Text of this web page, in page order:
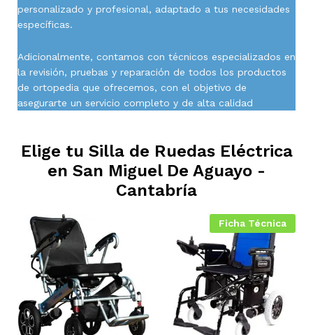
personalizado y profesional, adaptado a tus necesidades
específicas.
Adicionalmente, contamos con técnicos especializados en
la revisión, pruebas y reparación de todos los productos
de ortopedia que ofrecemos, con el objetivo de
asegurarte un servicio completo y de alta calidad
Elige tu Silla de Ruedas Eléctrica
en San Miguel De Aguayo -
Cantabría
Ficha Técnica